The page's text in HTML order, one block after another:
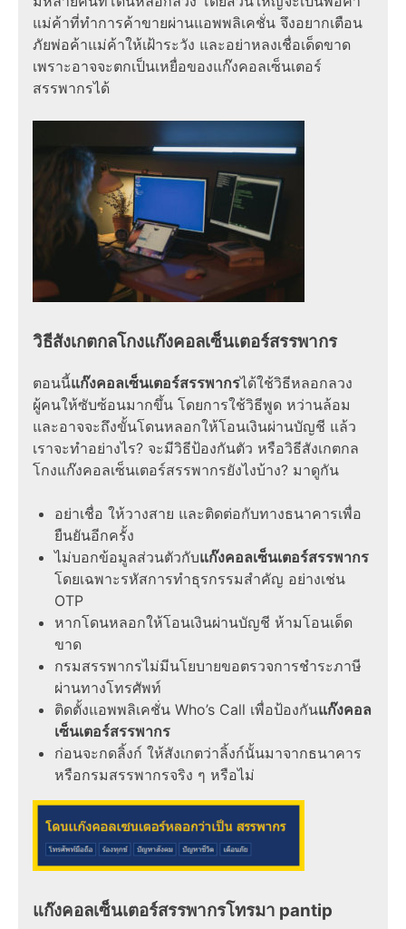
แม่ค้าที่ทำการค้าขายผ่านแอพพลิเคชั่น จึงอยากเตือน
ภัยพ่อค้าแม่ค้าให้เฝ้าระวัง และอย่าหลงเชื่อเด็ดขาด
เพราะอาจจะตกเป็นเหยื่อของแก๊งคอลเซ็นเตอร์
สรรพากรได้
วิธีสังเกตกลโกงแก๊งคอลเซ็นเตอร์สรรพากร
ตอนนี้แก๊งคอลเซ็นเตอร์สรรพากรได้ใช้วิธีหลอกลวง
ผู้คนให้ซับซ้อนมากขึ้น โดยการใช้วิธีพูด หว่านล้อม
และอาจจะถึงขั้นโดนหลอกให้โอนเงินผ่านบัญชี แล้ว
เราจะทำอย่างไร? จะมีวิธีป้องกันตัว หรือวิธีสังเกตกล
โกงแก๊งคอลเซ็นเตอร์สรรพากรยังไงบ้าง? มาดูกัน
อย่าเชื่อ ให้วางสาย และติดต่อกับทางธนาคารเพื่อ
ยืนยันอีกครั้ง
ไม่บอกข้อมูลส่วนตัวกับแก๊งคอลเซ็นเตอร์สรรพากร
โดยเฉพาะรหัสการทำธุรกรรมสำคัญ อย่างเช่น
OTP
หากโดนหลอกให้โอนเงินผ่านบัญชี ห้ามโอนเด็ด
ขาด
กรมสรรพากรไม่มีนโยบายขอตรวจการชำระภาษี
ผ่านทางโทรศัพท์
ติดตั้งแอพพลิเคชั่น Who’s Call เพื่อป้องกันแก๊งคอล
เซ็นเตอร์สรรพากร
ก่อนจะกดลิ้งก์ ให้สังเกตว่าลิ้งก์นั้นมาจากธนาคาร
หรือกรมสรรพากรจริง ๆ หรือไม่
แก๊งคอลเซ็นเตอร์สรรพากรโทรมา pantip